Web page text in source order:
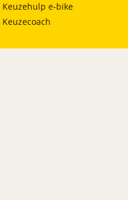
Keuzehulp e-bike
Keuzecoach